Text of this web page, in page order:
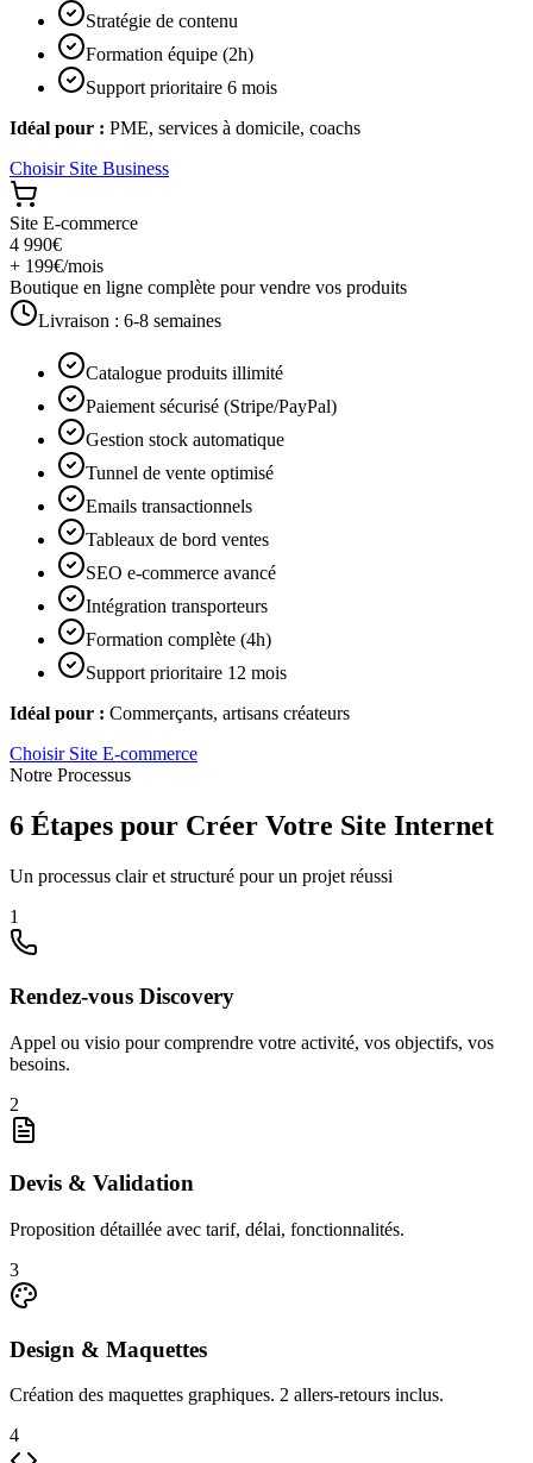
Stratégie de contenu
Formation équipe (2h)
Support prioritaire 6 mois
Idéal pour : PME, services à domicile, coachs
Choisir Site Business
Site E-commerce
4 990€
+ 199€/mois
Boutique en ligne complète pour vendre vos produits
Livraison : 6-8 semaines
Catalogue produits illimité
Paiement sécurisé (Stripe/PayPal)
Gestion stock automatique
Tunnel de vente optimisé
Emails transactionnels
Tableaux de bord ventes
SEO e-commerce avancé
Intégration transporteurs
Formation complète (4h)
Support prioritaire 12 mois
Idéal pour : Commerçants, artisans créateurs
Choisir Site E-commerce
Notre Processus
6 Étapes pour Créer Votre Site Internet
Un processus clair et structuré pour un projet réussi
1
Rendez-vous Discovery
Appel ou visio pour comprendre votre activité, vos objectifs, vos
besoins.
2
Devis & Validation
Proposition détaillée avec tarif, délai, fonctionnalités.
3
Design & Maquettes
Création des maquettes graphiques. 2 allers-retours inclus.
4